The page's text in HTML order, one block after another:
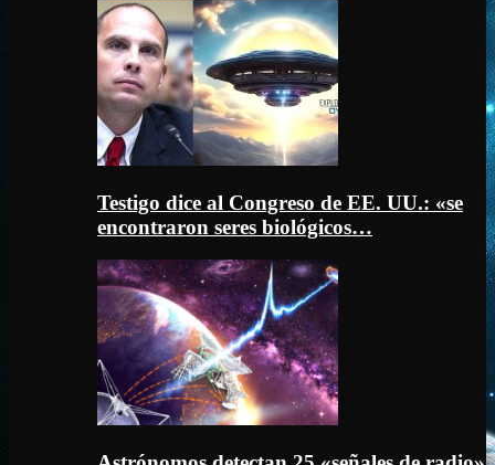
Testigo dice al Congreso de EE. UU.: «se
encontraron seres biológicos…